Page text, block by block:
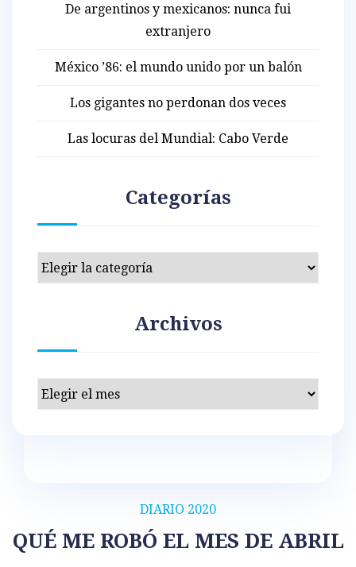
DIARIO 2020
QUÉ ME ROBÓ EL MES DE ABRIL
De argentinos y mexicanos: nunca fui
extranjero
México ’86: el mundo unido por un balón
Los gigantes no perdonan dos veces
Las locuras del Mundial: Cabo Verde
Categorías
Categorías
Archivos
Archivos